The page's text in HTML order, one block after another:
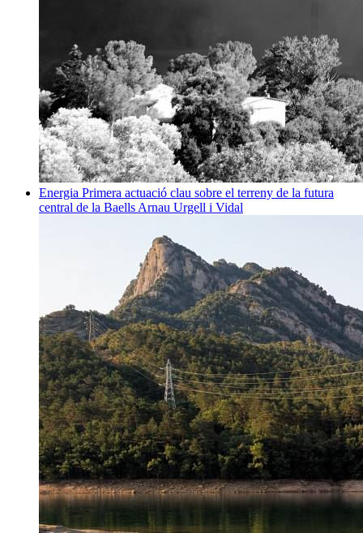
Energia Primera actuació clau sobre el terreny de la futura
central de la Baells Arnau Urgell i Vidal